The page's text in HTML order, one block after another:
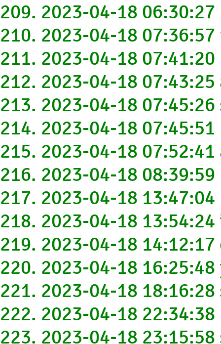
209. 2023-04-18
210. 2023-04-18
211. 2023-04-18
212. 2023-04-18
213. 2023-04-18
214. 2023-04-18
215. 2023-04-18
216. 2023-04-18
217. 2023-04-18
218. 2023-04-18
219. 2023-04-18
220. 2023-04-18
221. 2023-04-18
222. 2023-04-18
223. 2023-04-18